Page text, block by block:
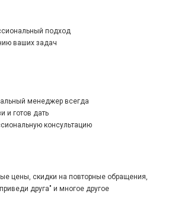
подход
ваших задач
менеджер всегда
и готов дать
консультацию
цены, скидки на повторные обращения,
друга" и многое другое